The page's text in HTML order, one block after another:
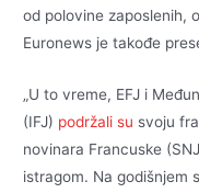
od polovine zaposlenih,
Euronews je takođe
„U to vreme, EFJ i
(IFJ) podržali su svoju
novinara Francuske
istragom. Na godišnjem